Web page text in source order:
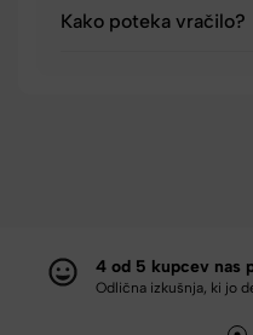
Kako poteka vračilo?
4 od 5 kupcev nas
Odlična izkušnja, ki jo